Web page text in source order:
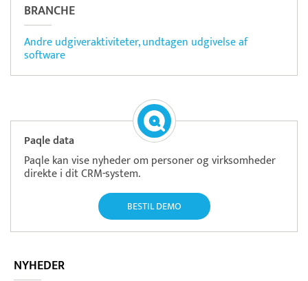
BRANCHE
Andre udgiveraktiviteter, undtagen udgivelse af
software
Paqle data
Paqle kan vise nyheder om personer og virksomheder
direkte i dit CRM-system.
BESTIL DEMO
NYHEDER